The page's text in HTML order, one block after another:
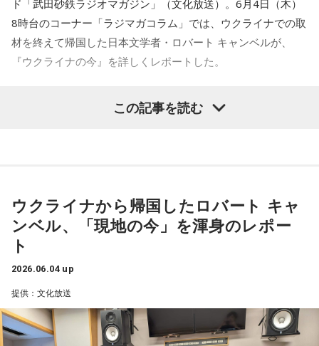
ちろん対象です。衆院選で中道改革連合の人たちを、ウソつ
きだ、税金をドブにしている、などという悪いイメージの動
画を拡散していたと」
選させる目的だったら、どんな事項でも虚偽事項公表罪には
一応、当たる。事実をゆがめて公表した場合も当たるんで
す。ここが非常に巧妙なんですよ」
このあとも郷原が、中傷動画と公選法の関係について解説し
た。
白石さんに、「ぜひ、民謡をひと節、聞かせて」と中山さん
のリクエスト。それに応えて『ソーラン節』を披露すると、
その伸びやかな声に会場から手拍子が起こりました。
頃に流行していたのは女性4人組グループのSPEEDだったそう
五木ひろし
今週のスペシャルゲストは五木ひろしさん。“五木ひろし”とし
今から55年前の1971年（昭和46年）、“五木ひろし”として再
出発を飾ったデビュー曲『よこはま・たそがれ』を、万感の
ド「武田砂鉄ラジオマガジン」（文化放送）。6月4日（木）
8時台のコーナー「ラジマガコラム」では、ウクライナでの取
材を終えて帰国した日本文学者・ロバート キャンベルが、
『ウクライナの今』を詳しくレポートした。
「ウクライナから昨日の夜8時頃、東京
に帰ってきました。この番組には3週間ぶりですけれどもその
新しいものと、旧ソ連時代の50年ものぐらいの車両があっ
て、ちょっと僕、外れクジを引いちゃったんですね」
武田砂鉄「どの車両が来るかは、ピンポイントで予約は出来
ない？」
キャンベル
「事前には出来ないですね、そういう情報が全然
ないんです。
この記事を読む
ウクライナから帰国したロバート キャ
ンベル、「現地の今」を渾身のレポー
ト
2026.06.04 up
提供：文化放送